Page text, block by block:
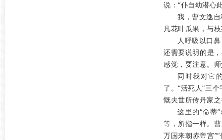
说：“仆自幼潜心
我，曹文逸
凡花叶瓜果，与
人呼吸以口
还需要说明的是
感觉，要注意。
同时我对它
了。“活死人”三
慨夫世所传丹家
这里的“命蒂
等，所指一样。
万国来朝赤帝宫